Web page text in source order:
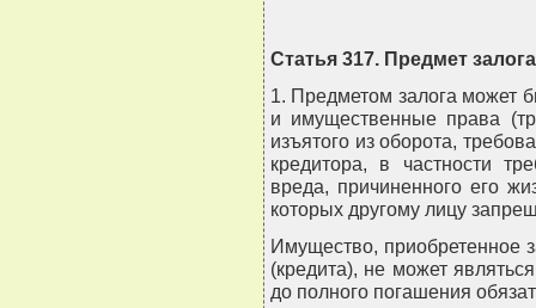
Статья 317. Предмет залога
1. Предметом залога может
и имущественные права
изъятого из оборота,
кредитора, в частности
вреда, причиненного его
которых другому лицу
Имущество, приобретенное
(кредита), не может
до полного погашения